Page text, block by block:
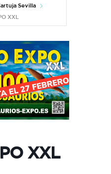
Sevilla
XXL
XXL